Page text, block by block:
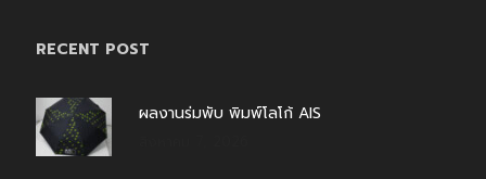
RECENT POST
ผลงานร่มพับ พิมพ์โลโก้ AIS